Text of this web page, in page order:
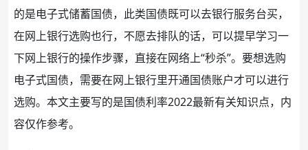
的是电子式储蓄国债，此类国债既可以去银行服务台买，
在网上银行选购也行，不愿去排队的话，可以提早学习一
下网上银行的操作步骤，直接在网络上“秒杀”。要想选购
电子式国债，需要在网上银行里开通国债账户才可以进行
选购。本文主要写的是国债利率2022最新有关知识点，内
容仅作参考。